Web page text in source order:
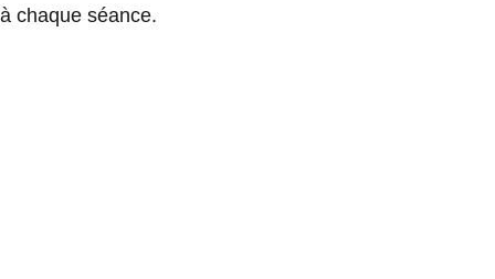
à chaque séance.